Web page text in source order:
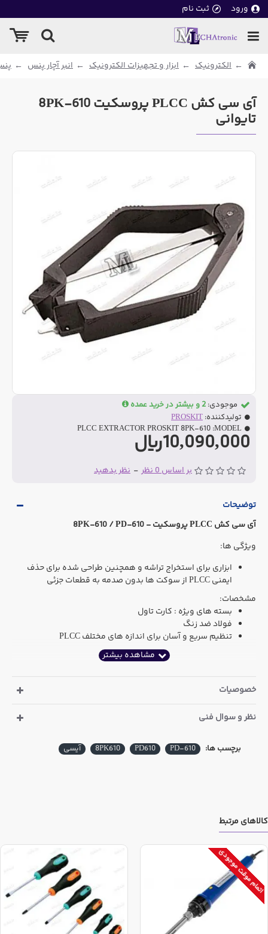
ورود ثبت نام
الکترونیک ابزار و تجهیزات الکترونیک انبر آچار پنس
آی سی کش PLCC پروسکیت 8PK-610
تایوانی
بر اساس 0 نظر - نظر بدهید
10,090,000ریال
موجودی: 2 و بیشتر در خرید عمده
تولیدکننده: PROSKIT
MODEL:
PLCC EXTRACTOR PROSKIT 8PK-610
توضیحات
آی سی کش PLCC پروسکیت - 8PK-610 / PD-610
ویژگی ها:
ابزاری برای استخراج تراشه و همچنین طراحی شده برای حذف
ایمنی PLCC از سوکت ها بدون صدمه به قطعات جزئی
مشخصات:
بسته های ویژه : کارت تاول
فولاد ضد زنگ
تنظیم سریع و آسان برای اندازه های مختلف PLCC
خصوصیات
نظر و سوال فنی
برچسب ها: PD-610
PD610
8PK610 آیسی
کالاهای مرتبط
اتمام موقت موجودی